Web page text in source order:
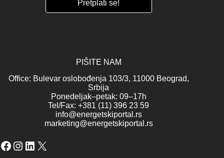
PIŠITE NAM
Office: Bulevar oslobođenja 103/3, 11000 Beograd,
Srbija
Ponedeljak–petak: 09–17h
Tel/Fax: +381 (11) 396 23 59
info@energetskiportal.rs
marketing@energetskiportal.rs
Facebook
Instagram
LinkedIn
X